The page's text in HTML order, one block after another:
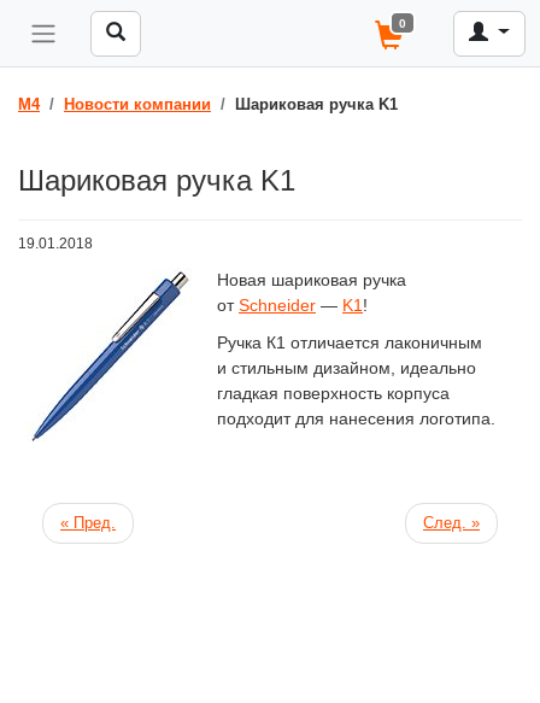
0
M4 Новости компании Шариковая ручка K1
Шариковая ручка K1
19.01.2018
Новая шариковая ручка
отSchneider — K1 !
Ручка К1 отличается лаконичным
и стильным дизайном, идеально
гладкая поверхность корпуса
подходит для нанесения логотипа.
« Пред. След. »